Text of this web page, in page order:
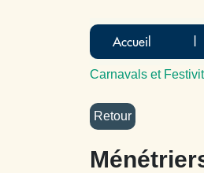
Accueil
Carnavals et